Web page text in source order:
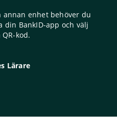
annan enhet behöver du
din BankID-app och välj
kod.
Lärare